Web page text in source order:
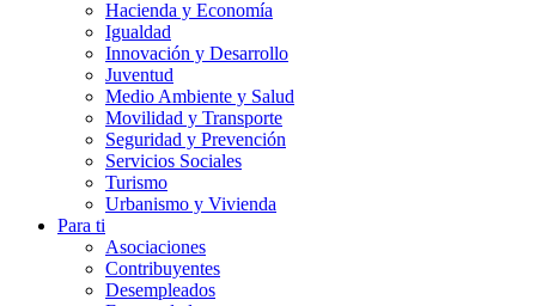
Hacienda y Economía
Igualdad
Innovación y Desarrollo
Juventud
Medio Ambiente y Salud
Movilidad y Transporte
Seguridad y Prevención
Servicios Sociales
Turismo
Urbanismo y Vivienda
Para ti
Asociaciones
Contribuyentes
Desempleados